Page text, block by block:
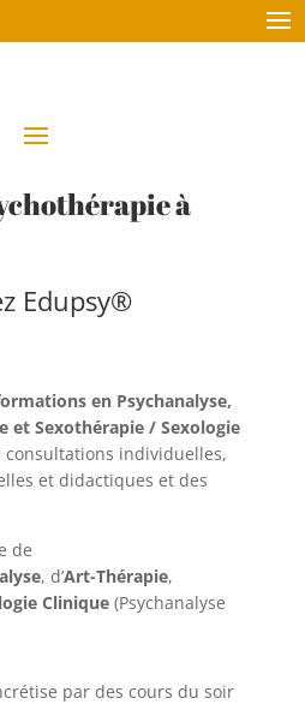
à
Edupsy®
en Psychanalyse,
et Sexothérapie / Sexologie
individuelles,
et didactiques et des
de
, d’Art-Thérapie,
Clinique(Psychanalyse
par des cours du soir